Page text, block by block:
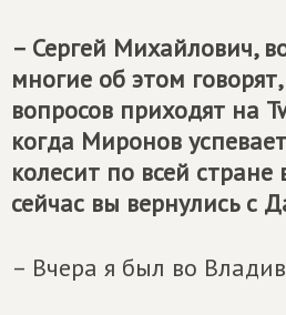
– Сергей Михайлович,
многие об этом
вопросов приходят на
когда Миронов
колесит по всей стране
сейчас вы вернулись с
– Вчера я был во